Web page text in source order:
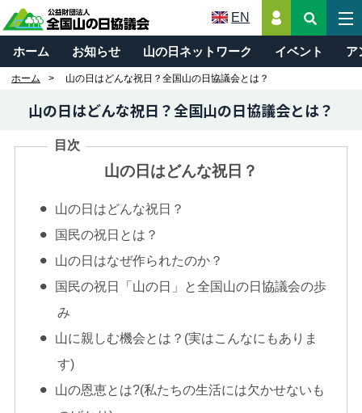
EN
ホーム お知らせ 山の日ネットワーク イベント ア
ホーム 山の日はどんな祝日？全国山の日協議会とは？
山の日はどんな祝日？全国山の日協議会とは？
目次
山の日はどんな祝日？
山の日はどんな祝日？
国民の祝日とは？
山の日はなぜ作られたのか？
国民の祝日「山の日」と全国山の日協議会の歩
み
山に親しむ機会とは？(実はこんなにもありま
す)
山の恩恵とは?(私たちの生活には欠かせないも